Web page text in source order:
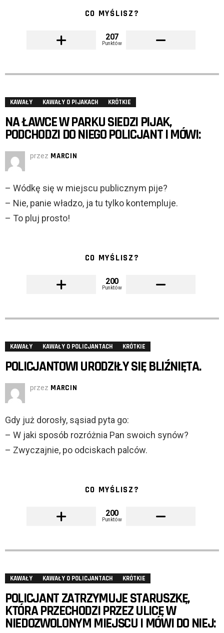
CO MYŚLISZ?
207
Punktów
KAWAŁY KAWAŁY O PIJAKACH KRÓTKIE
NA ŁAWCE W PARKU SIEDZI PIJAK,
PODCHODZI DO NIEGO POLICJANT I MÓWI:
przez MARCIN
– Wódkę się w miejscu publicznym pije?
– Nie, panie władzo, ja tu tylko kontempluje.
– To pluj prosto!
CO MYŚLISZ?
200
Punktów
KAWAŁY KAWAŁY O POLICJANTACH KRÓTKIE
POLICJANTOWI URODZIŁY SIĘ BLIŹNIĘTA.
przez MARCIN
Gdy już dorosły, sąsiad pyta go:
– W jaki sposób rozróżnia Pan swoich synów?
– Zwyczajnie, po odciskach palców.
CO MYŚLISZ?
200
Punktów
KAWAŁY KAWAŁY O POLICJANTACH KRÓTKIE
POLICJANT ZATRZYMUJE STARUSZKĘ,
KTÓRA PRZECHODZI PRZEZ ULICĘ W
NIEDOZWOLONYM MIEJSCU I MÓWI DO NIEJ: